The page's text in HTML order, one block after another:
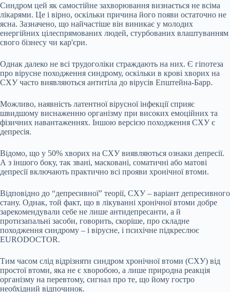
Синдром цей як самостійне захворювання визнається не всіма
лікарями. Це і вірно, оскільки причина його появи остаточно не
ясна. Зазначено, що найчастіше він виникає у молодих
енергійних цілеспрямованих людей, стурбованих влаштуванням
свого бізнесу чи кар'єри.
Однак далеко не всі трудоголіки страждають на них. Є гіпотеза
про вірусне походження синдрому, оскільки в крові хворих на
СХУ часто виявляються антитіла до вірусів Епштейна-Барр.
Можливо, наявність латентної вірусної інфекції сприяє
швидшому виснаженню організму при високих емоційних та
фізичних навантаженнях. Іншою версією походження СХУ є
депресія.
Відомо, що у 50% хворих на СХУ виявляються ознаки депресії.
А з іншого боку, так звані, масковані, соматичні або матові
депресії включають практично всі прояви хронічної втоми.
Відповідно до “депресивної” теорії, СХУ – варіант депресивного
стану. Однак, той факт, що в лікуванні хронічної втоми добре
зарекомендували себе не лише антидепресанти, а й
протизапальні засоби, говорить, скоріше, про складне
походження синдрому – і вірусне, і психічне підкреслює
EURODOCTOR.
Тим часом слід відрізняти синдром хронічної втоми (СХУ) від
простої втоми, яка не є хворобою, а лише природна реакція
організму на перевтому, сигнал про те, що йому гостро
необхідний відпочинок.